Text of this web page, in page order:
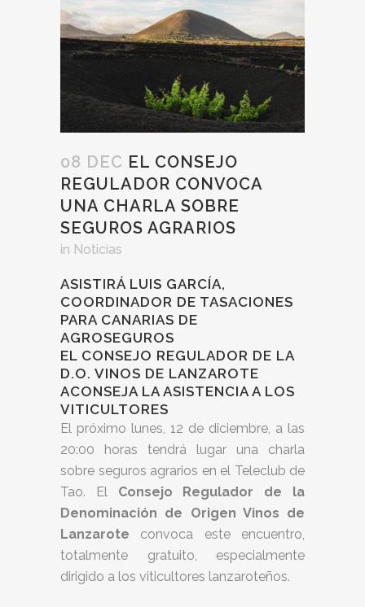
08 DEC EL CONSEJO
REGULADOR CONVOCA
UNA CHARLA SOBRE
SEGUROS AGRARIOS
in Noticias
ASISTIRÁ LUIS GARCÍA,
COORDINADOR DE TASACIONES
PARA CANARIAS DE
AGROSEGUROS
EL CONSEJO REGULADOR DE LA
D.O. VINOS DE LANZAROTE
ACONSEJA LA ASISTENCIA A LOS
VITICULTORES
El próximo lunes, 12 de diciembre, a las
20:00 horas tendrá lugar una charla
sobre seguros agrarios en el Teleclub de
Tao. El Consejo Regulador de la
Denominación de Origen Vinos de
Lanzarote convoca este encuentro,
totalmente gratuito, especialmente
dirigido a los viticultores lanzaroteños.